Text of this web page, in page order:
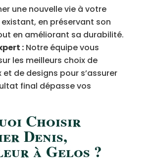
une nouvelle vie à votre
en préservant son
en améliorant sa durabilité.
:Notre équipe vous
les meilleurs choix de
de designs pour s’assurer
final dépasse vos
Choisir
Denis,
à Gelos ?